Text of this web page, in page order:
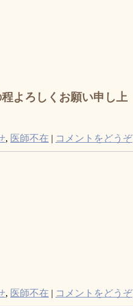
よろしくお願い申し上
, 医師不在 | コメントをどうぞ
, 医師不在 | コメントをどうぞ